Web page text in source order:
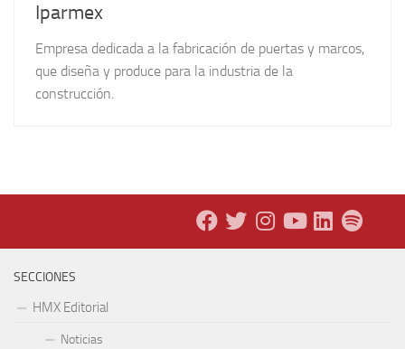
Iparmex
Empresa dedicada a la fabricación de puertas y marcos,
que diseña y produce para la industria de la
construcción.
SECCIONES
HMX Editorial
Noticias